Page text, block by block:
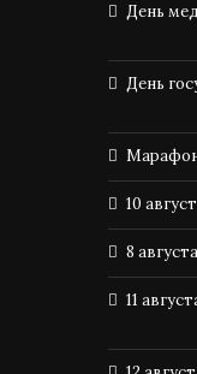
День
День
10
8
11